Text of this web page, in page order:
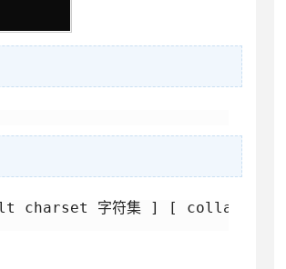
charset 字符集 ] [ collate 排序